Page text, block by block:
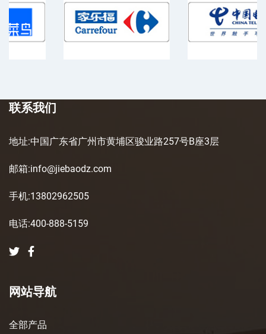
联系我们
地址:中国广东省广州市黄埔区骏业路257号B座3层
邮箱:info@jiebaodz.com
手机:13802962505
电话:400-888-5159
网站导航
全部产品